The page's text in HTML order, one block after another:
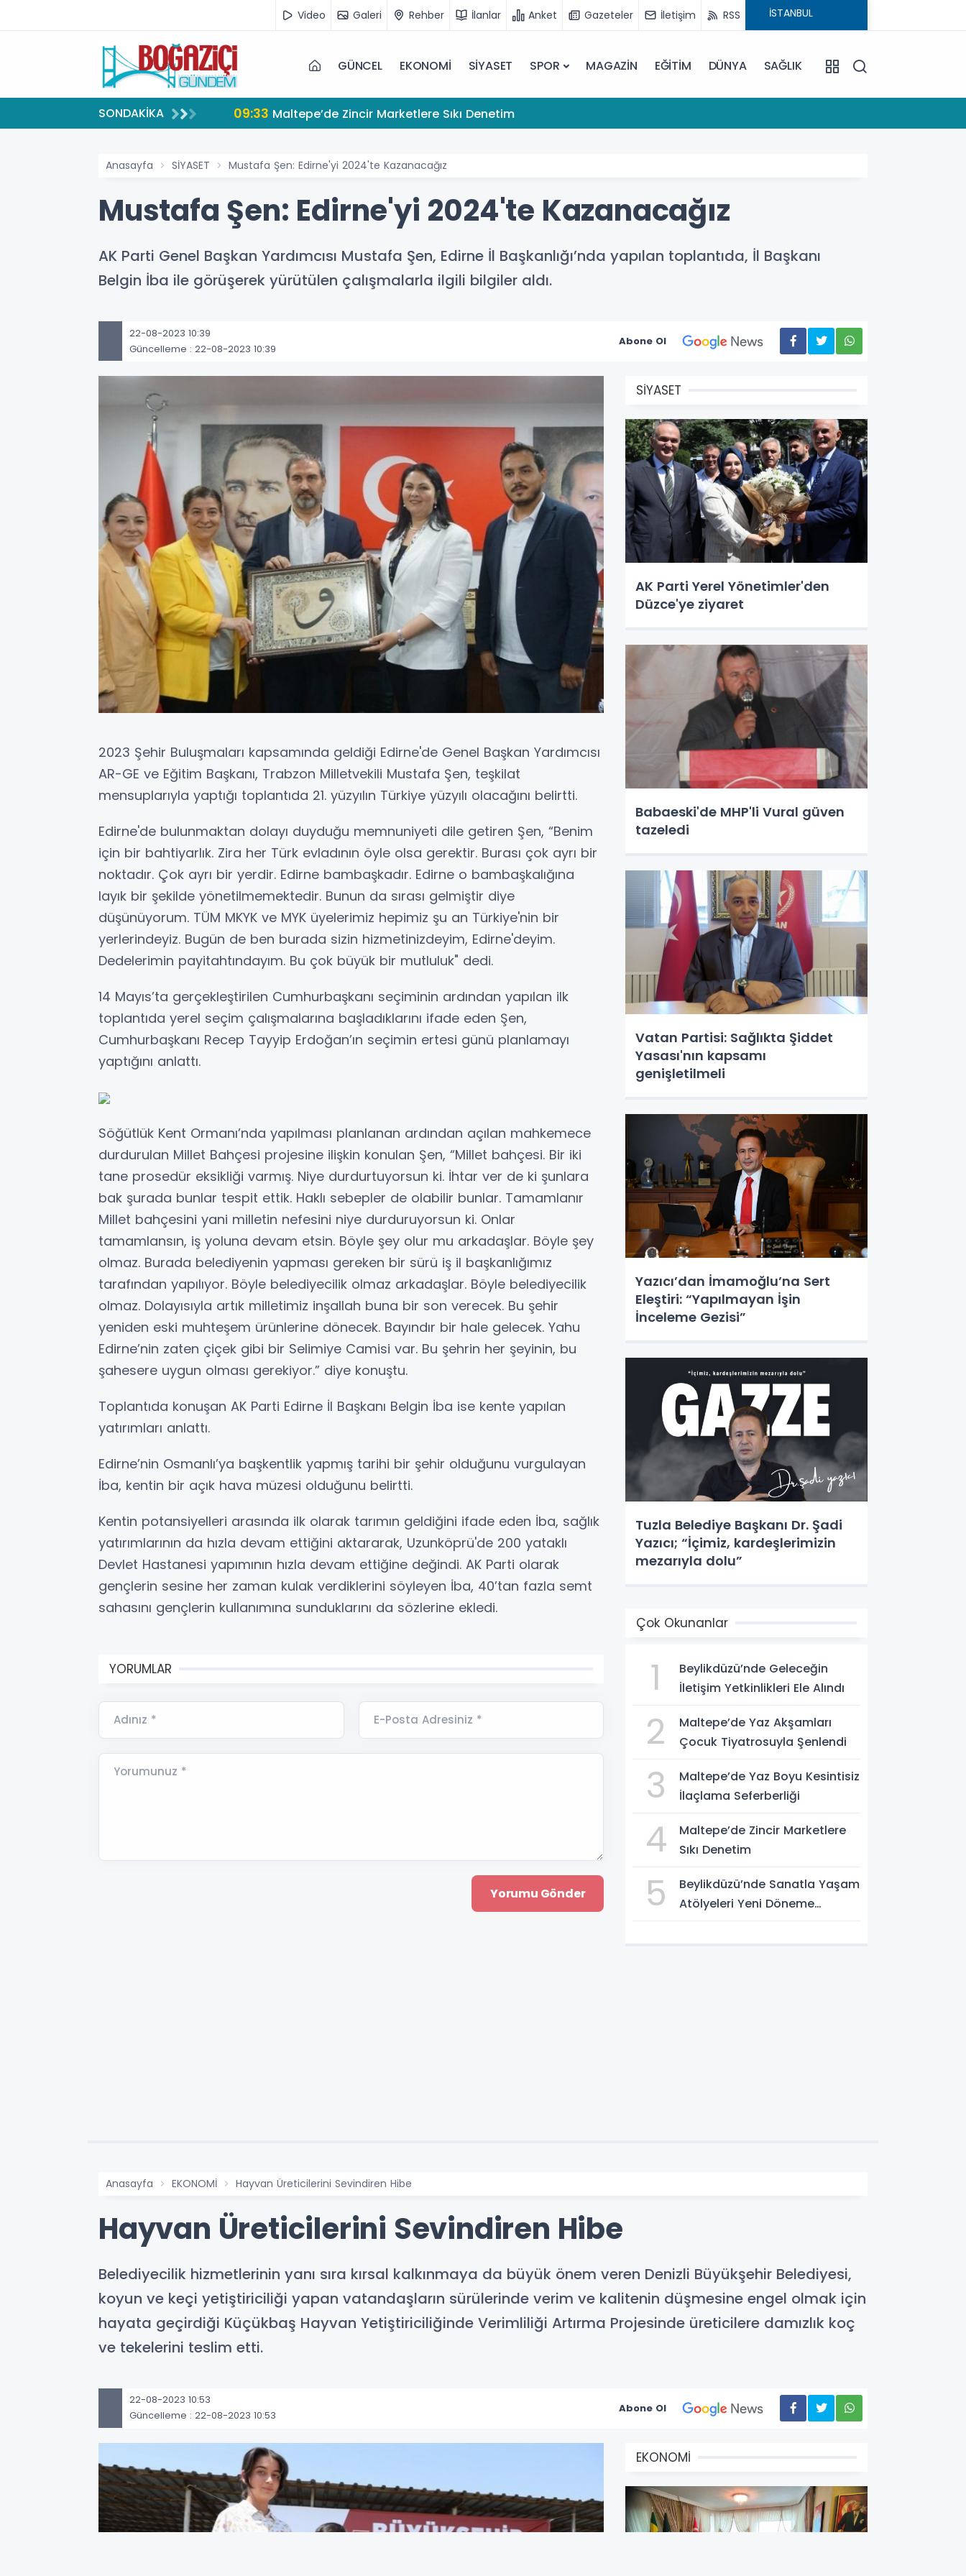
Video Galeri Rehber İlanlar Anket Gazeteler İletişim RSS
GÜNCEL EKONOMİ SİYASET SPOR MAGAZİN EĞİTİM DÜNYA SAĞLIK
SONDAKİKA 09:33 Maltepe’de Zincir Marketlere Sıkı Denetim
Anasayfa SİYASET Mustafa Şen: Edirne'yi 2024'te Kazanacağız
Mustafa Şen: Edirne'yi 2024'te Kazanacağız
AK Parti Genel Başkan Yardımcısı Mustafa Şen, Edirne İl Başkanlığı’nda yapılan toplantıda, İl Başkanı
Belgin İba ile görüşerek yürütülen çalışmalarla ilgili bilgiler aldı.
22-08-2023 10:39
Güncelleme : 22-08-2023 10:39
Abone Ol
2023 Şehir Buluşmaları kapsamında geldiği Edirne'de Genel Başkan Yardımcısı
AR-GE ve Eğitim Başkanı, Trabzon Milletvekili Mustafa Şen, teşkilat
mensuplarıyla yaptığı toplantıda 21. yüzyılın Türkiye yüzyılı olacağını belirtti.
Edirne'de bulunmaktan dolayı duyduğu memnuniyeti dile getiren Şen, “Benim
için bir bahtiyarlık. Zira her Türk evladının öyle olsa gerektir. Burası çok ayrı bir
noktadır. Çok ayrı bir yerdir. Edirne bambaşkadır. Edirne o bambaşkalığına
layık bir şekilde yönetilmemektedir. Bunun da sırası gelmiştir diye
düşünüyorum. TÜM MKYK ve MYK üyelerimiz hepimiz şu an Türkiye'nin bir
yerlerindeyiz. Bugün de ben burada sizin hizmetinizdeyim, Edirne'deyim.
Dedelerimin payitahtındayım. Bu çok büyük bir mutluluk" dedi.
14 Mayıs’ta gerçekleştirilen Cumhurbaşkanı seçiminin ardından yapılan ilk
toplantıda yerel seçim çalışmalarına başladıklarını ifade eden Şen,
Cumhurbaşkanı Recep Tayyip Erdoğan’ın seçimin ertesi günü planlamayı
yaptığını anlattı.
Söğütlük Kent Ormanı’nda yapılması planlanan ardından açılan mahkemece
durdurulan Millet Bahçesi projesine ilişkin konulan Şen, “Millet bahçesi. Bir iki
tane prosedür eksikliği varmış. Niye durdurtuyorsun ki. İhtar ver de ki şunlara
bak şurada bunlar tespit ettik. Haklı sebepler de olabilir bunlar. Tamamlanır
Millet bahçesini yani milletin nefesini niye durduruyorsun ki. Onlar
tamamlansın, iş yoluna devam etsin. Böyle şey olur mu arkadaşlar. Böyle şey
olmaz. Burada belediyenin yapması gereken bir sürü iş il başkanlığımız
tarafından yapılıyor. Böyle belediyecilik olmaz arkadaşlar. Böyle belediyecilik
olmaz. Dolayısıyla artık milletimiz inşallah buna bir son verecek. Bu şehir
yeniden eski muhteşem ürünlerine dönecek. Bayındır bir hale gelecek. Yahu
Edirne’nin zaten çiçek gibi bir Selimiye Camisi var. Bu şehrin her şeyinin, bu
şahesere uygun olması gerekiyor.” diye konuştu.
Toplantıda konuşan AK Parti Edirne İl Başkanı Belgin İba ise kente yapılan
yatırımları anlattı.
Edirne’nin Osmanlı’ya başkentlik yapmış tarihi bir şehir olduğunu vurgulayan
İba, kentin bir açık hava müzesi olduğunu belirtti.
Kentin potansiyelleri arasında ilk olarak tarımın geldiğini ifade eden İba, sağlık
yatırımlarının da hızla devam ettiğini aktararak, Uzunköprü'de 200 yataklı
Devlet Hastanesi yapımının hızla devam ettiğine değindi. AK Parti olarak
gençlerin sesine her zaman kulak verdiklerini söyleyen İba, 40’tan fazla semt
sahasını gençlerin kullanımına sunduklarını da sözlerine ekledi.
YORUMLAR
Adınız * E-Posta Adresiniz *
Yorumunuz *
SİYASET
AK Parti Yerel Yönetimler'den
Düzce'ye ziyaret
Babaeski'de MHP'li Vural güven
tazeledi
Vatan Partisi: Sağlıkta Şiddet
Yasası'nın kapsamı
genişletilmeli
Yazıcı’dan İmamoğlu’na Sert
Eleştiri: “Yapılmayan İşin
İnceleme Gezisi”
Tuzla Belediye Başkanı Dr. Şadi
Yazıcı; “İçimiz, kardeşlerimizin
mezarıyla dolu”
Çok Okunanlar
1
Beylikdüzü’nde Geleceğin
İletişim Yetkinlikleri Ele Alındı
2
Maltepe’de Yaz Akşamları
Çocuk Tiyatrosuyla Şenlendi
3
Maltepe’de Yaz Boyu Kesintisiz
İlaçlama Seferberliği
4
Maltepe’de Zincir Marketlere
Sıkı Denetim
5
Beylikdüzü’nde Sanatla Yaşam
Atölyeleri Yeni Döneme
Anasayfa EKONOMİ Hayvan Üreticilerini Sevindiren Hibe
Hayvan Üreticilerini Sevindiren Hibe
Belediyecilik hizmetlerinin yanı sıra kırsal kalkınmaya da büyük önem veren Denizli Büyükşehir Belediyesi,
koyun ve keçi yetiştiriciliği yapan vatandaşların sürülerinde verim ve kalitenin düşmesine engel olmak için
hayata geçirdiği Küçükbaş Hayvan Yetiştiriciliğinde Verimliliği Artırma Projesinde üreticilere damızlık koç
ve tekelerini teslim etti.
22-08-2023 10:53
Güncelleme : 22-08-2023 10:53
Abone Ol
EKONOMİ